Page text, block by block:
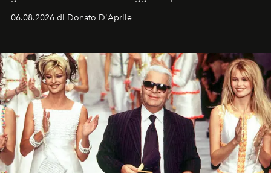
Italia la sua style evolution.
06.08.2026 di Donato D'Aprile